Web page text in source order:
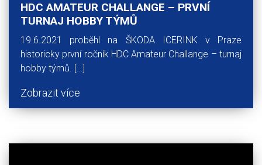
HDC AMATEUR CHALLANGE – PRVNÍ
TURNAJ HOBBY TÝMŮ
19.6.2021 proběhl na ŠKODA ICERINK v Praze
historicky první ročník HDC Amateur Challange – turnaj
hobby týmů. […]
Zobrazit více